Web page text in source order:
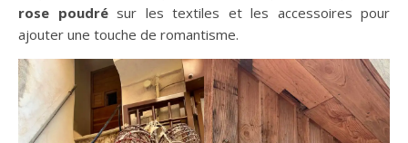
rose poudrésur les textiles et les accessoires pour
ajouter une touche de romantisme.